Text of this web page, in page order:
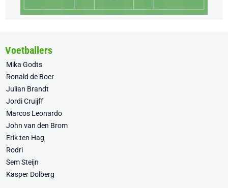
Voetballers
Mika Godts
Ronald de Boer
Julian Brandt
Jordi Cruijff
Marcos Leonardo
John van den Brom
Erik ten Hag
Rodri
Sem Steijn
Kasper Dolberg